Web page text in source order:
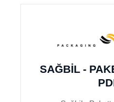
SAĞBIL -